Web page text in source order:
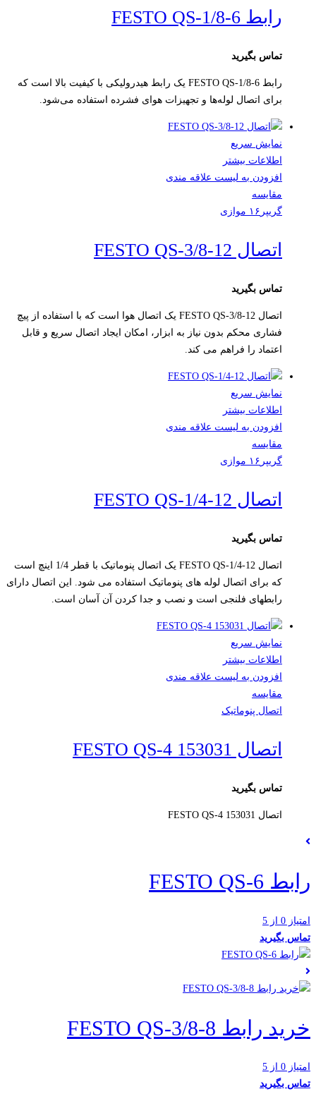
رابط FESTO QS-1/8-6
تماس بگیرید
رابط FESTO QS-1/8-6 یک رابط هیدرولیکی با کیفیت بالا است که
برای اتصال لوله‌ها و تجهیزات هوای فشرده استفاده می‌شود.
نمایش سریع
اطلاعات بیشتر
افزودن به لیست علاقه مندی
مقایسه
گریپر۱۶ موازی
اتصال FESTO QS-3/8-12
تماس بگیرید
اتصال FESTO QS-3/8-12 یک اتصال هوا است که با استفاده از پیچ
فشاری محکم بدون نیاز به ابزار، امکان ایجاد اتصال سریع و قابل
اعتماد را فراهم می کند.
نمایش سریع
اطلاعات بیشتر
افزودن به لیست علاقه مندی
مقایسه
گریپر۱۶ موازی
اتصال FESTO QS-1/4-12
تماس بگیرید
اتصال FESTO QS-1/4-12 یک اتصال پنوماتیک با قطر 1/4 اینچ است
که برای اتصال لوله های پنوماتیک استفاده می شود. این اتصال دارای
رابطهای فلنجی است و نصب و جدا کردن آن آسان است.
نمایش سریع
اطلاعات بیشتر
افزودن به لیست علاقه مندی
مقایسه
اتصال پنوماتیک
اتصال FESTO QS-4 153031
تماس بگیرید
اتصال FESTO QS-4 153031
رابط FESTO QS-6
امتیاز 0 از 5
تماس بگیرید
خرید رابط FESTO QS-3/8-8
امتیاز 0 از 5
تماس بگیرید